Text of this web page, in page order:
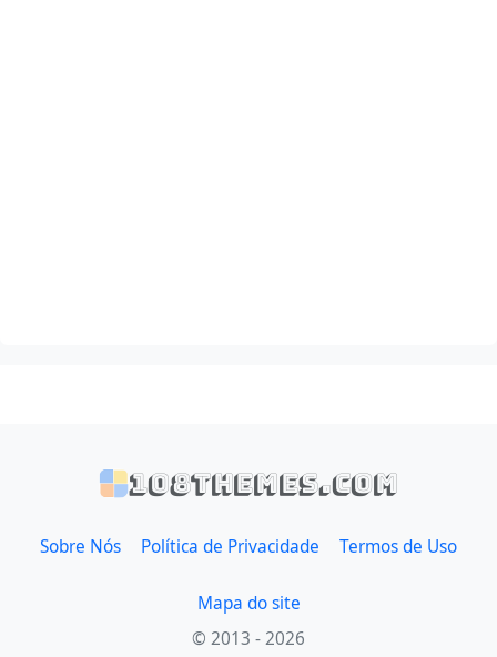
108themes.com
Sobre Nós Política de Privacidade Termos de Uso
Mapa do site
© 2013 - 2026